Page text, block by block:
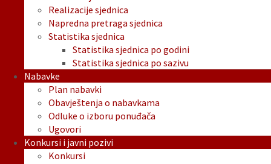
Realizacije sjednica
Napredna pretraga sjednica
Statistika sjednica
Statistika sjednica po godini
Statistika sjednica po sazivu
Nabavke
Plan nabavki
Obavještenja o nabavkama
Odluke o izboru ponuđača
Ugovori
Konkursi i javni pozivi
Konkursi